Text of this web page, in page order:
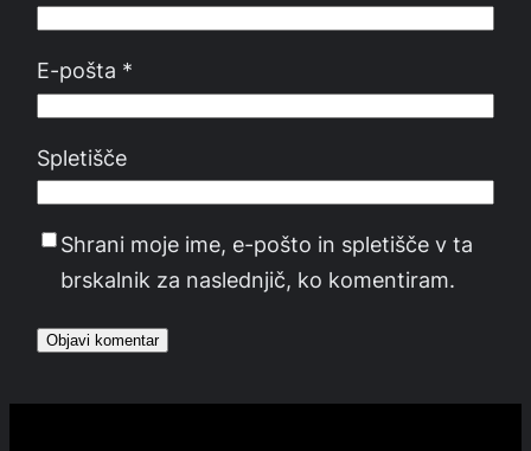
E-pošta *
Spletišče
Shrani moje ime, e-pošto in spletišče v ta
brskalnik za naslednjič, ko komentiram.